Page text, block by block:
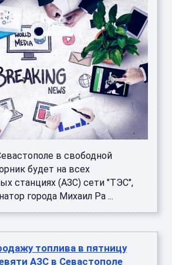
в свободной
будет на всех
станциях (АЗС) сети "ТЭС",
города Михаил Ра ...
топлива в пятницу
АЗС в Севастополе